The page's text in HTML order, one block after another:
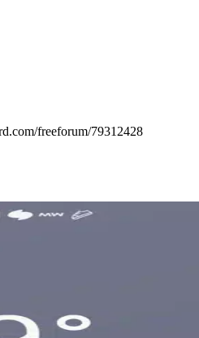
freeforum/79312428